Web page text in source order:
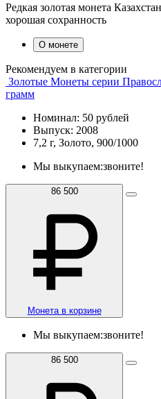
Редкая золотая монета
хорошая сохранность
О монете
Рекомендуем в категории
Золотые Монеты серии
грамм
Номинал: 50 рублей
Выпуск: 2008
7,2 г, Золото, 900/1000
Мы выкупаем:звоните!
86 500
Монета в корзине
Мы выкупаем:звоните!
86 500